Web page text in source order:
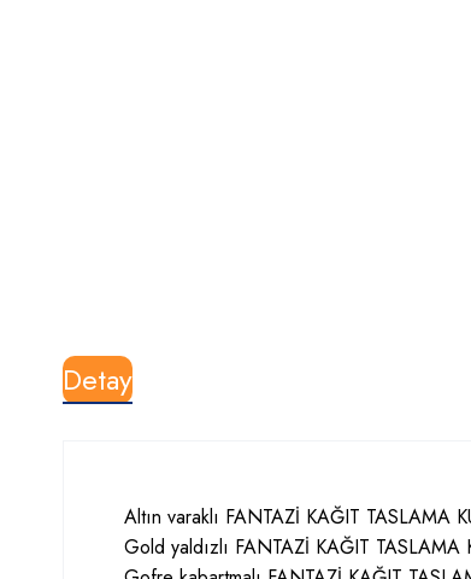
Detay
Altın varaklı FANTAZİ KAĞIT TASLAMA
Gold yaldızlı FANTAZİ KAĞIT TASLAMA